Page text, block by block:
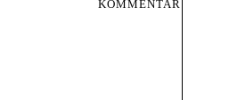
KOMMENTAR